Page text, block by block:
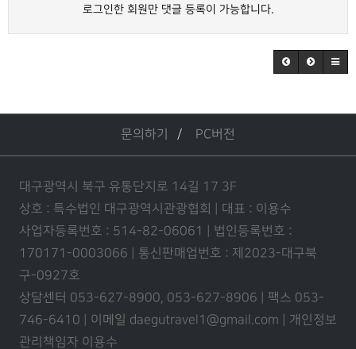
로그인한 회원만 댓글 등록이 가능합니다.
문의하기 PC버전
대구광역시 북구 유통단지로 14길 17 3F
상호 : 특수법인 대구광역시관광협회 | 대표 : 이용수
사업자등록번호 : 514-82-06061 | 법인등록번호 :
170171-0003066 | 통신판매업번호 : 제2023-대구북
구-0927호
상담센터 053-627-8900, 053-627-8906 | 팩스 053-
746-6410 | 이메일 daegutravel1@gmail.com | 개인정보
관리책임자 이용수